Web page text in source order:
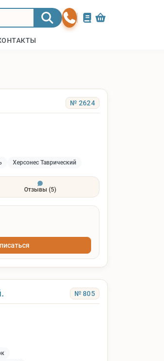
№ 2624
Херсонес Таврический
Отзывы(5)
№ 805